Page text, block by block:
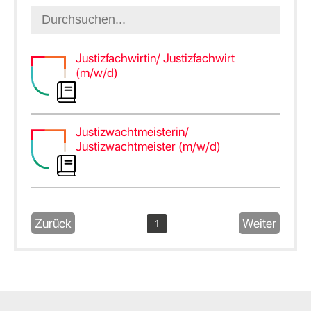
Justizfachwirtin/ Justizfachwirt
(m/w/d)
Justizwachtmeisterin/
Justizwachtmeister (m/w/d)
Zurück 1 Weiter